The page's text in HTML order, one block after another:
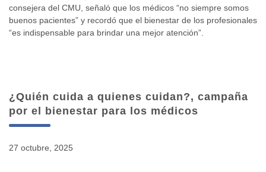
consejera del CMU, señaló que los médicos “no siempre somos
buenos pacientes” y recordó que el bienestar de los profesionales
“es indispensable para brindar una mejor atención”.
¿Quién cuida a quienes cuidan?, campaña
por el bienestar para los médicos
27 octubre, 2025